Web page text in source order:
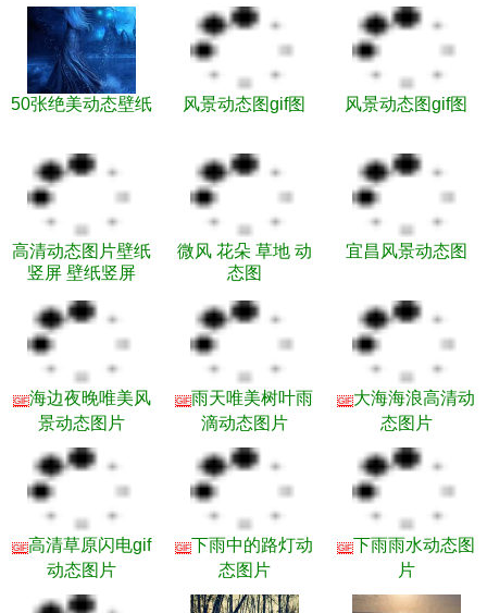
50张绝美动态壁纸 风景动态图gif图 风景动态图gif图
高清动态图片壁纸
竖屏 壁纸竖屏
微风 花朵 草地 动
态图
宜昌风景动态图
GIF海边夜晚唯美风
景动态图片
GIF雨天唯美树叶雨
滴动态图片
GIF 大海海浪高清动
态图片
GIF高清草原闪电gif
动态图片
GIF下雨中的路灯动
态图片
GIF下雨雨水动态图
片